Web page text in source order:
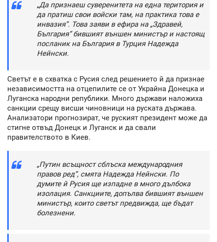
„Да признаеш суверенитета на една територия и
да пратиш свои войски там, на практика това е
инвазия”. Това заяви в ефира на „Здравей,
България” бившият външен министър и настоящ
посланик на България в Турция Надежда
Нейнски.
Светът е в схватка с Русия след решението й да признае
независимостта на отцепилите се от Украйна Донецка и
Луганска народни републики. Много държави наложиха
санкции срещу висши чиновници на руската държава.
Анализатори прогнозират, че руският президент може да
стигне отвъд Донецк и Луганск и да свали
правителството в Киев.
„Путин всъщност сблъска международния
правов ред”, смята Надежда Нейнски. По
думите й Русия ще изпадне в много дълбока
изолация. Санкциите, допълва бившият външен
министър, които светът предвижда, ще бъдат
болезнени.